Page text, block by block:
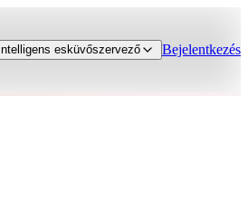
Intelligens esküvőszervező Bejelentkezés